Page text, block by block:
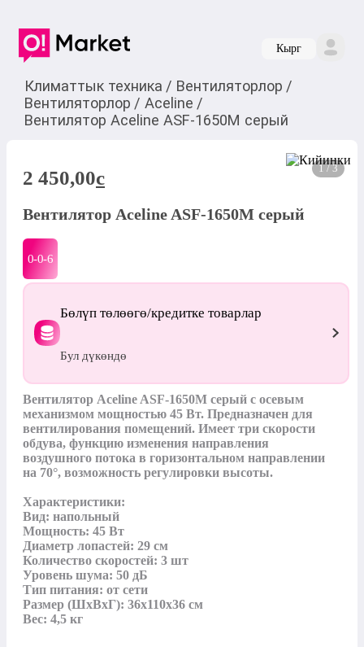
Кырг
Климаттык техника / Вентиляторлор /
Вентиляторлор / Aceline /
Вентилятор Aceline ASF-1650M серый
1 / 3
2 450,00c
Вентилятор Aceline ASF-1650M серый
0-0-6
Бөлүп төлөөгө/кредитке товарлар
Бул дүкөндө
Вентилятор Aceline ASF-1650M серый с осевым
механизмом мощностью 45 Вт. Предназначен для
вентилирования помещений. Имеет три скорости
обдува, функцию изменения направления
воздушного потока в горизонтальном направлении
на 70°, возможность регулировки высоты.
Характеристики:
Вид: напольный
Мощность: 45 Вт
Диаметр лопастей: 29 см
Количество скоростей: 3 шт
Уровень шума: 50 дБ
Тип питания: от сети
Размер (ШхВхГ): 36х110х36 см
Вес: 4,5 кг